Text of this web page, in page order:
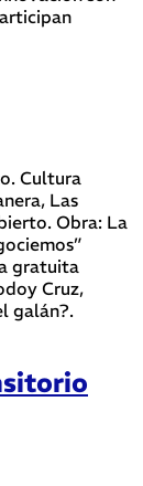
Cultura
Las
Obra: La
gratuita
Cruz,
galán?.